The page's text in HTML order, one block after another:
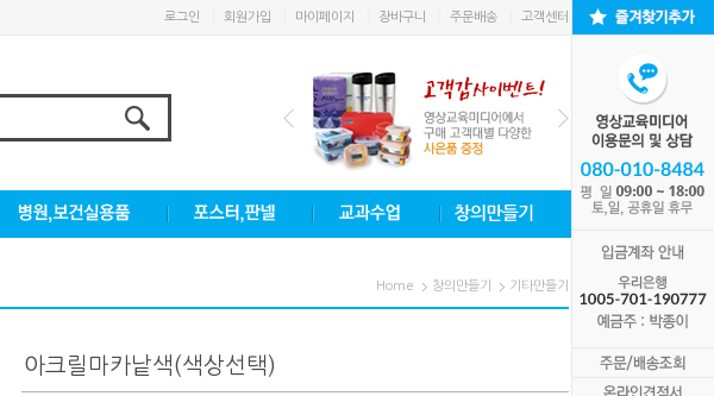
로그인 회원가입 마이페이지 장바구니 주문배송 고객센터
Home 창의만들기 기타만들기
아크릴마카낱색(색상선택)